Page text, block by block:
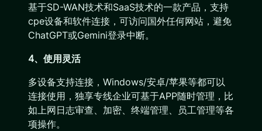
基于SD-WAN技术和SaaS技术的一款产品，支持
cpe设备和软件连接，可访问国外任何网站，避免
ChatGPT或Gemini登录中断。
4、使用灵活
多设备支持连接，Windows/安卓/苹果等都可以
连接使用，独享专线企业可基于APP随时管理，比
如上网日志审查、加密、终端管理、员工管理等各
项操作。